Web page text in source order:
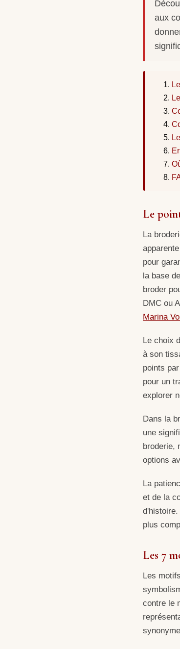
aux
Le
La
pour
la base
broder
DMC ou
Marina
Le choix
à son
points
pour un
explorer
Dans la
une
broderie,
options
La
et de la
plus
Les 7
Les
contre le